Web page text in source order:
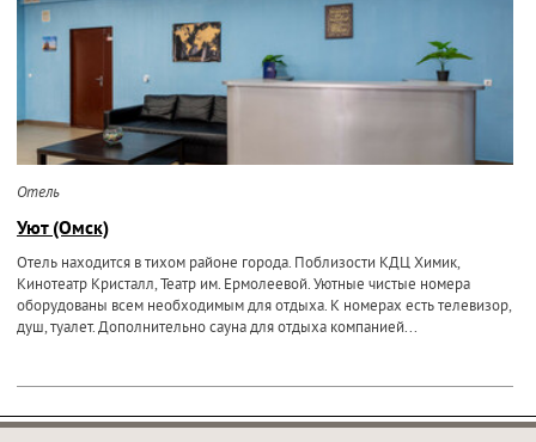
Отель
Уют (Омск)
Отель находится в тихом районе города. Поблизости КДЦ Химик,
Кинотеатр Кристалл, Театр им. Ермолеевой. Уютные чистые номера
оборудованы всем необходимым для отдыха. К номерах есть телевизор,
душ, туалет. Дополнительно сауна для отдыха компанией...